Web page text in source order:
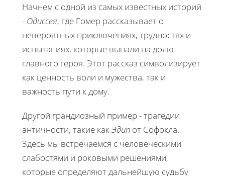
Начнем с одной из самых известных историй
- Одиссея, где Гомер рассказывает о
невероятных приключениях, трудностях и
испытаниях, которые выпали на долю
главного героя. Этот рассказ символизирует
как ценность воли и мужества, так и
важность пути к дому.
Другой грандиозный пример - трагедии
античности, такие какЭдип от Софокла.
Здесь мы встречаемся с человеческими
слабостями и роковыми решениями,
которые определяют дальнейшую судьбу